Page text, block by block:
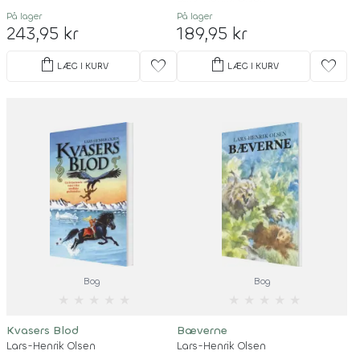
På lager
243,95 kr
shopping_bag LÆG I KURV favorite
På lager
189,95 kr
shopping_bag LÆG I KURV favorite
Bog
Kvasers Blod
Lars-Henrik Olsen
Bog
Bæverne
Lars-Henrik Olsen